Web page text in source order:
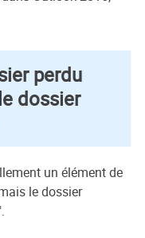
perdu
dossier
un élément de
le dossier